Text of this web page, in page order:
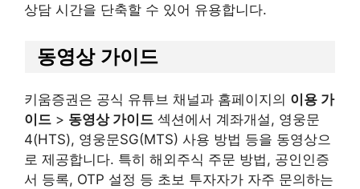
상담 시간을 단축할 수 있어 유용합니다.
동영상 가이드
키움증권은 공식 유튜브 채널과 홈페이지의 이용 가
이드 > 동영상 가이드 섹션에서 계좌개설, 영웅문
4(HTS), 영웅문SG(MTS) 사용 방법 등을 동영상으
로 제공합니다. 특히 해외주식 주문 방법, 공인인증
서 등록, OTP 설정 등 초보 투자자가 자주 문의하는